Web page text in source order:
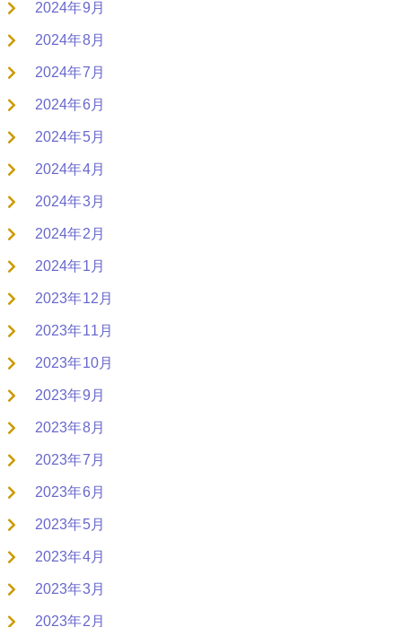
2024年9月
2024年8月
2024年7月
2024年6月
2024年5月
2024年4月
2024年3月
2024年2月
2024年1月
2023年12月
2023年11月
2023年10月
2023年9月
2023年8月
2023年7月
2023年6月
2023年5月
2023年4月
2023年3月
2023年2月